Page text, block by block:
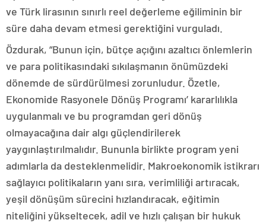
ve Türk lirasının sınırlı reel değerleme eğiliminin bir
süre daha devam etmesi gerektiğini vurguladı.
Özdurak, “Bunun için, bütçe açığını azaltıcı önlemlerin
ve para politikasındaki sıkılaşmanın önümüzdeki
dönemde de sürdürülmesi zorunludur. Özetle,
Ekonomide Rasyonele Dönüş Programı’ kararlılıkla
uygulanmalı ve bu programdan geri dönüş
olmayacağına dair algı güçlendirilerek
yaygınlaştırılmalıdır. Bununla birlikte program yeni
adımlarla da desteklenmelidir. Makroekonomik istikrarı
sağlayıcı politikaların yanı sıra, verimliliği artıracak,
yeşil dönüşüm sürecini hızlandıracak, eğitimin
niteliğini yükseltecek, adil ve hızlı çalışan bir hukuk